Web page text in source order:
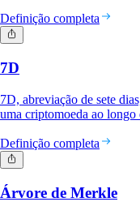
Definição completa
7D
7D, abreviação de sete
uma criptomoeda ao
Definição completa
Árvore de Merkle